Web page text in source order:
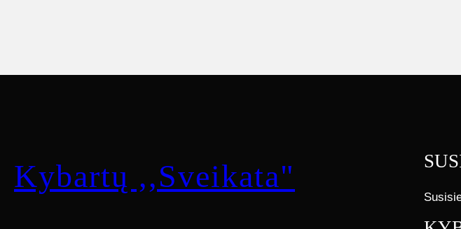
Kybartų ,,Sveikata"